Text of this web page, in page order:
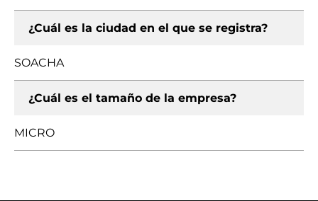
¿Cuál es la ciudad en el que se registra?
SOACHA
¿Cuál es el tamaño de la empresa?
MICRO